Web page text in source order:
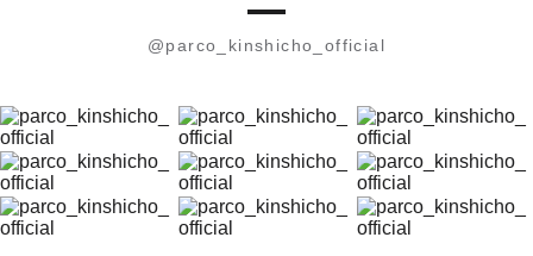
@parco_kinshicho_official